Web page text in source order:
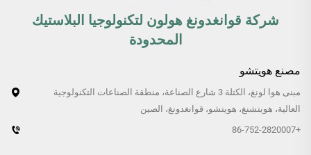
شركة قوانغدونغ هولون لتكنولوجيا البلاستيك
المحدودة
مصنع هويتشو
مبنى هوا لونغ، الكتلة 3 شارع الصناعة، منطقة الصناعات التكنولوجية
العالية، هويتشنغ، هويتشو، قوانغدونغ، الصين
+86-752-2820007